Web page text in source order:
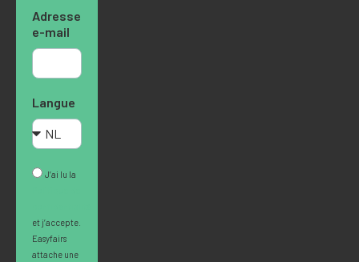
Adresse
e-mail
Langue
J’ai lu la
et j’accepte.
Easyfairs
attache une